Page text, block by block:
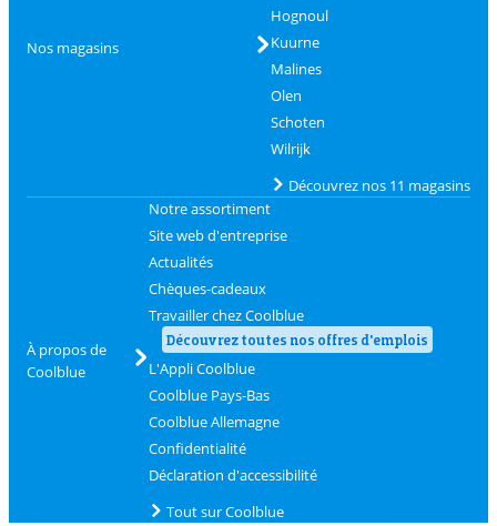
Nos magasins
Hognoul
Kuurne
Malines
Olen
Schoten
Wilrijk
Découvrez nos 11 magasins
À propos de
Coolblue
Notre assortiment
Site web d'entreprise
Actualités
Chèques-cadeaux
Travailler chez Coolblue
Découvrez toutes nos offres d'emplois
L'Appli Coolblue
Coolblue Pays-Bas
Coolblue Allemagne
Confidentialité
Déclaration d'accessibilité
Tout sur Coolblue